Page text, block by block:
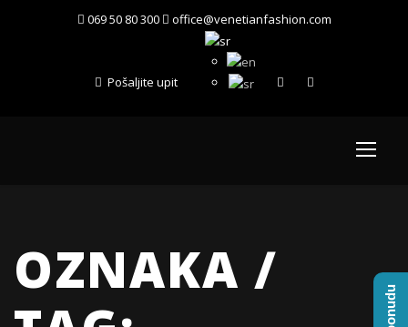
069 50 80 300 office@venetianfashion.com
Pošaljite upit
OZNAKA /